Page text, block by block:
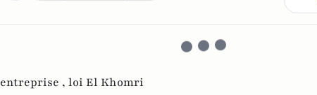
entreprise , loi El Khomri